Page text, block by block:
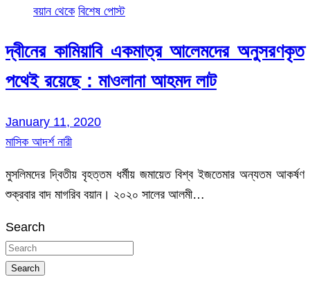
বয়ান থেকে বিশেষ পোস্ট
দ্বীনের কামিয়াবি একমাত্র আলেমদের অনুসরণকৃত
পথেই রয়েছে : মাওলানা আহমদ লাট
January 11, 2020
মাসিক আদর্শ নারী
মুসলিমদের দ্বিতীয় বৃহত্তম ধর্মীয় জমায়েত বিশ্ব ইজতেমার অন্যতম আকর্ষণ
শুক্রবার বাদ মাগরিব বয়ান। ২০২০ সালের আলমী…
Search
Search